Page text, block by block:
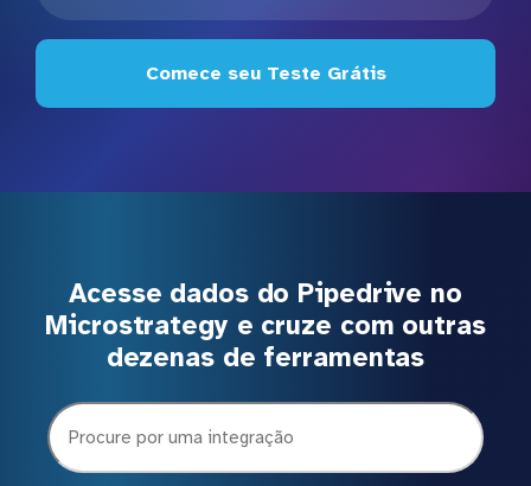
Comece seu Teste Grátis
Acesse dados do Pipedrive no
Microstrategy e cruze com outras
dezenas de ferramentas